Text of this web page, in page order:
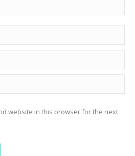
website in this browser for the next